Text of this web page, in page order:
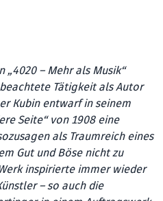
„4020 – Mehr als Musik“
Tätigkeit als Autor
Kubin entwarf in seinem
Seite“ von 1908 eine
als Traumreich eines
Gut und Böse nicht zu
inspirierte immer wieder
– so auch die